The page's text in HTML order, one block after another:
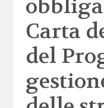
Carta
del